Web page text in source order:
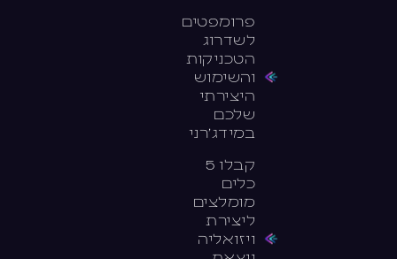
פרומפטים
לשדרוג
הטכניקות
והשימוש
היצירתי
שלכם
במידג׳רני
קבלו 5
כלים
מומלצים
ליצירת
ויזואליה